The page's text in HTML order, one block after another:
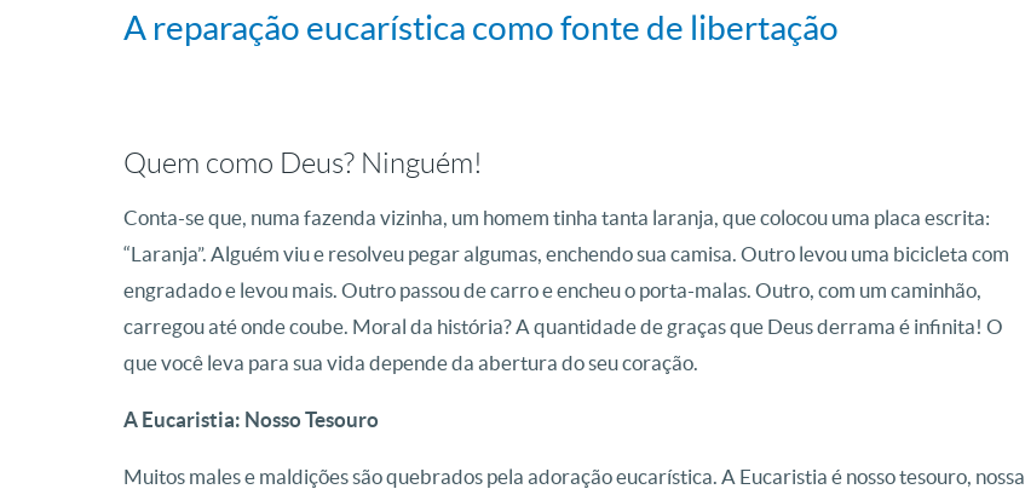
A reparação eucarística como fonte de libertação
Quem como Deus? Ninguém!
Conta-se que, numa fazenda vizinha, um homem tinha tanta laranja, que colocou uma placa escrita:
“Laranja”. Alguém viu e resolveu pegar algumas, enchendo sua camisa. Outro levou uma bicicleta com
engradado e levou mais. Outro passou de carro e encheu o porta-malas. Outro, com um caminhão,
carregou até onde coube. Moral da história? A quantidade de graças que Deus derrama é infinita! O
que você leva para sua vida depende da abertura do seu coração.
A Eucaristia: Nosso Tesouro
Muitos males e maldições são quebrados pela adoração eucarística. A Eucaristia é nosso tesouro, nossa